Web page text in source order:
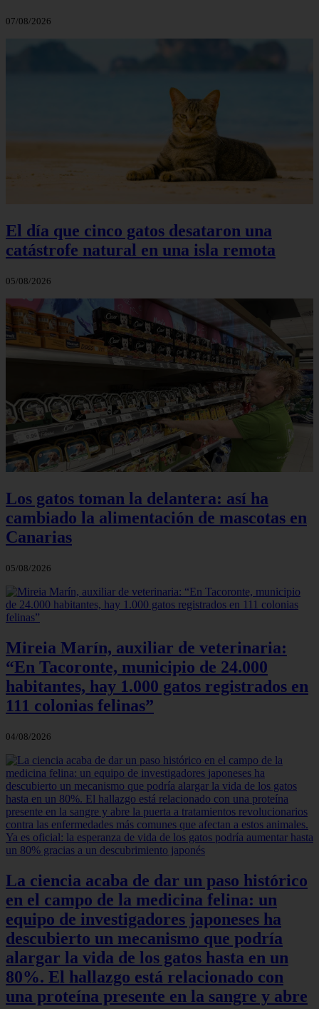
07/08/2026
El día que cinco gatos desataron una
catástrofe natural en una isla remota
05/08/2026
Los gatos toman la delantera: así ha
cambiado la alimentación de mascotas en
Canarias
05/08/2026
Mireia Marín, auxiliar de veterinaria:
“En Tacoronte, municipio de 24.000
habitantes, hay 1.000 gatos registrados en
111 colonias felinas”
04/08/2026
La ciencia acaba de dar un paso histórico
en el campo de la medicina felina: un
equipo de investigadores japoneses ha
descubierto un mecanismo que podría
alargar la vida de los gatos hasta en un
80%. El hallazgo está relacionado con
una proteína presente en la sangre y abre